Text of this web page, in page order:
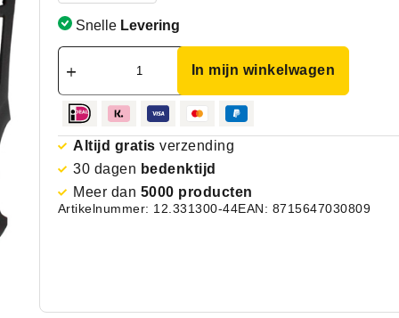
Snelle Levering
In mijn winkelwagen
Altijd gratis verzending
30 dagen bedenktijd
Meer dan 5000 producten
Artikelnummer: 12.331300-44EAN: 8715647030809